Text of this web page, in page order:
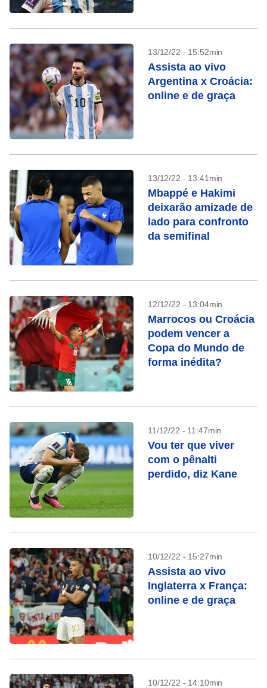
13/12/22 - 15:52min
Assista ao vivo
Argentina x Croácia:
online e de graça
13/12/22 - 13:41min
Mbappé e Hakimi
deixarão amizade de
lado para confronto
da semifinal
12/12/22 - 13:04min
Marrocos ou Croácia
podem vencer a
Copa do Mundo de
forma inédita?
11/12/22 - 11:47min
Vou ter que viver
com o pênalti
perdido, diz Kane
10/12/22 - 15:27min
Assista ao vivo
Inglaterra x França:
online e de graça
10/12/22 - 14:10min